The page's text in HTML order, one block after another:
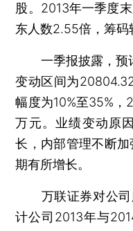
股。2013年一季度
东人数2.55倍，筹码
一季报披露，预
变动区间为
幅度为10%至35%，
万元。业绩变动原
长，内部管理不断
期有所增长。
万联证券对公司
计公司2013年与